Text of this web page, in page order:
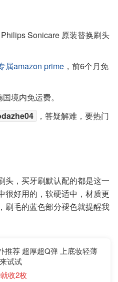
Sonicare 原装替换刷头
属amazon prime ，前6个月免
境内免运费。
，答疑解难，要热门
头，买牙刷默认配的都是这一
很好用的，软硬适中，材质更
刷毛的蓝色部分褪色就提醒我
推荐 超厚超Q弹 上底妆轻薄
试试
收2枚